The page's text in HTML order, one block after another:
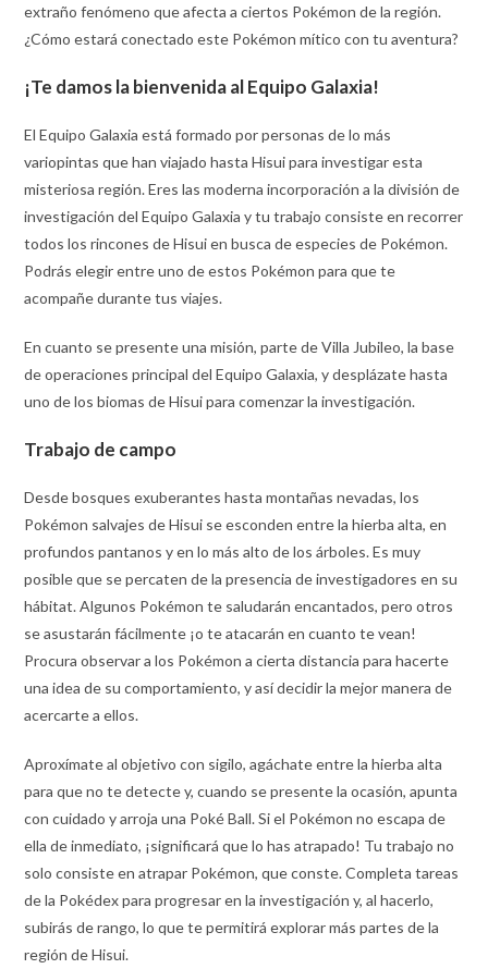
extraño fenómeno que afecta a ciertos Pokémon de la región.
¿Cómo estará conectado este Pokémon mítico con tu aventura?
¡Te damos la bienvenida al Equipo Galaxia!
El Equipo Galaxia está formado por personas de lo más
variopintas que han viajado hasta Hisui para investigar esta
misteriosa región. Eres las moderna incorporación a la división de
investigación del Equipo Galaxia y tu trabajo consiste en recorrer
todos los rincones de Hisui en busca de especies de Pokémon.
Podrás elegir entre uno de estos Pokémon para que te
acompañe durante tus viajes.
En cuanto se presente una misión, parte de Villa Jubileo, la base
de operaciones principal del Equipo Galaxia, y desplázate hasta
uno de los biomas de Hisui para comenzar la investigación.
Trabajo de campo
Desde bosques exuberantes hasta montañas nevadas, los
Pokémon salvajes de Hisui se esconden entre la hierba alta, en
profundos pantanos y en lo más alto de los árboles. Es muy
posible que se percaten de la presencia de investigadores en su
hábitat. Algunos Pokémon te saludarán encantados, pero otros
se asustarán fácilmente ¡o te atacarán en cuanto te vean!
Procura observar a los Pokémon a cierta distancia para hacerte
una idea de su comportamiento, y así decidir la mejor manera de
acercarte a ellos.
Aproxímate al objetivo con sigilo, agáchate entre la hierba alta
para que no te detecte y, cuando se presente la ocasión, apunta
con cuidado y arroja una Poké Ball. Si el Pokémon no escapa de
ella de inmediato, ¡significará que lo has atrapado! Tu trabajo no
solo consiste en atrapar Pokémon, que conste. Completa tareas
de la Pokédex para progresar en la investigación y, al hacerlo,
subirás de rango, lo que te permitirá explorar más partes de la
región de Hisui.